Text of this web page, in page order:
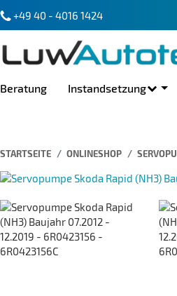
+49 40 - 4016 1424
Beratung Instandsetzung
STARTSEITE ONLINESHOP